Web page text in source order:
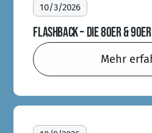
10/3/2026
FLASHBACK – DIE 80ER &
Mehr